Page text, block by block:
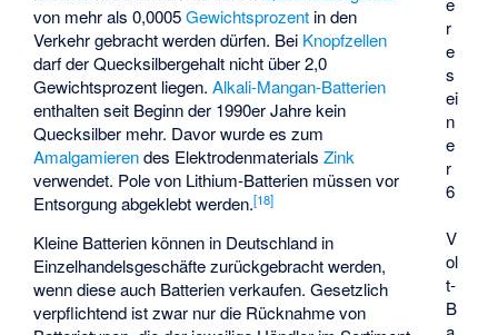
r
e
s
ei
n
e
r
6
V
ol
t-
B
von mehr als 0,0005Gewichtsprozent in den
Verkehr gebracht werden dürfen. Bei Knopfzellen
darf der Quecksilbergehalt nicht über 2,0
Gewichtsprozent liegen.Alkali-Mangan-Batterien
enthalten seit Beginn der 1990er Jahre kein
Quecksilber mehr. Davor wurde es zum
Amalgamierendes ElektrodenmaterialsZink
verwendet. Pole von Lithium-Batterien müssen vor
Entsorgung abgeklebt werden.[18]
Kleine Batterien können in Deutschland in
Einzelhandelsgeschäfte zurückgebracht werden,
wenn diese auch Batterien verkaufen. Gesetzlich
verpflichtend ist zwar nur die Rücknahme von